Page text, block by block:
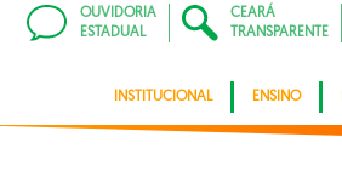
OUVIDORIA
ESTADUAL
CEARÁ
TRANSPARENTE
INSTITUCIONAL ENSINO